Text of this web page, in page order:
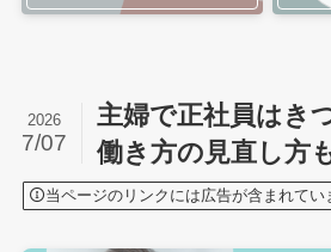
主婦で正社員はき
働き方の見直し方
2026
7/07
当ページのリンクには広告が含まれてい